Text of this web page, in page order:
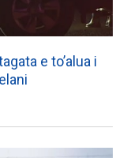
e to’alua i